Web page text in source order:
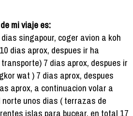
mi viaje es:
singapour, coger avion a koh
dias aprox, despues ir ha
7 dias aprox, despues ir
wat ) 7 dias aprox, despues
aprox, a continuacion volar a
unos dias ( terrazas de
islas para bucear, en total 17